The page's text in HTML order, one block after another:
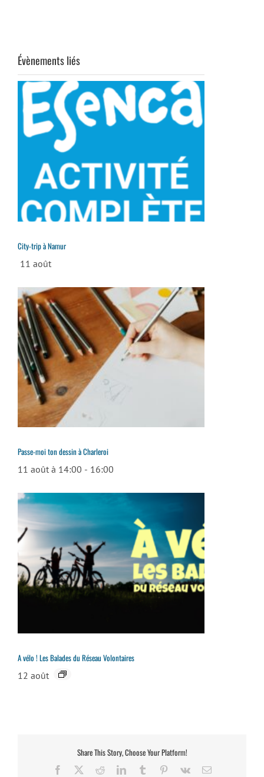
Évènements liés
City-trip à Namur
11 août
Passe-moi ton dessin à Charleroi
11 août à 14:00 - 16:00
A vélo ! Les Balades du Réseau Volontaires
12 août
Share This Story, Choose Your Platform!
Facebook RedditLinkedInTumblr Pinterest
Vk Email